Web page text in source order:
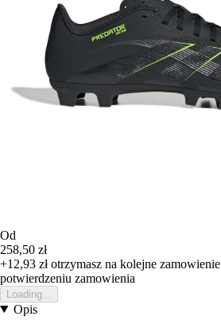
Od
258,50 zł
+12,93 złotrzymasz na kolejne zamowienie
potwierdzeniu zamowienia
Loading...
Opis